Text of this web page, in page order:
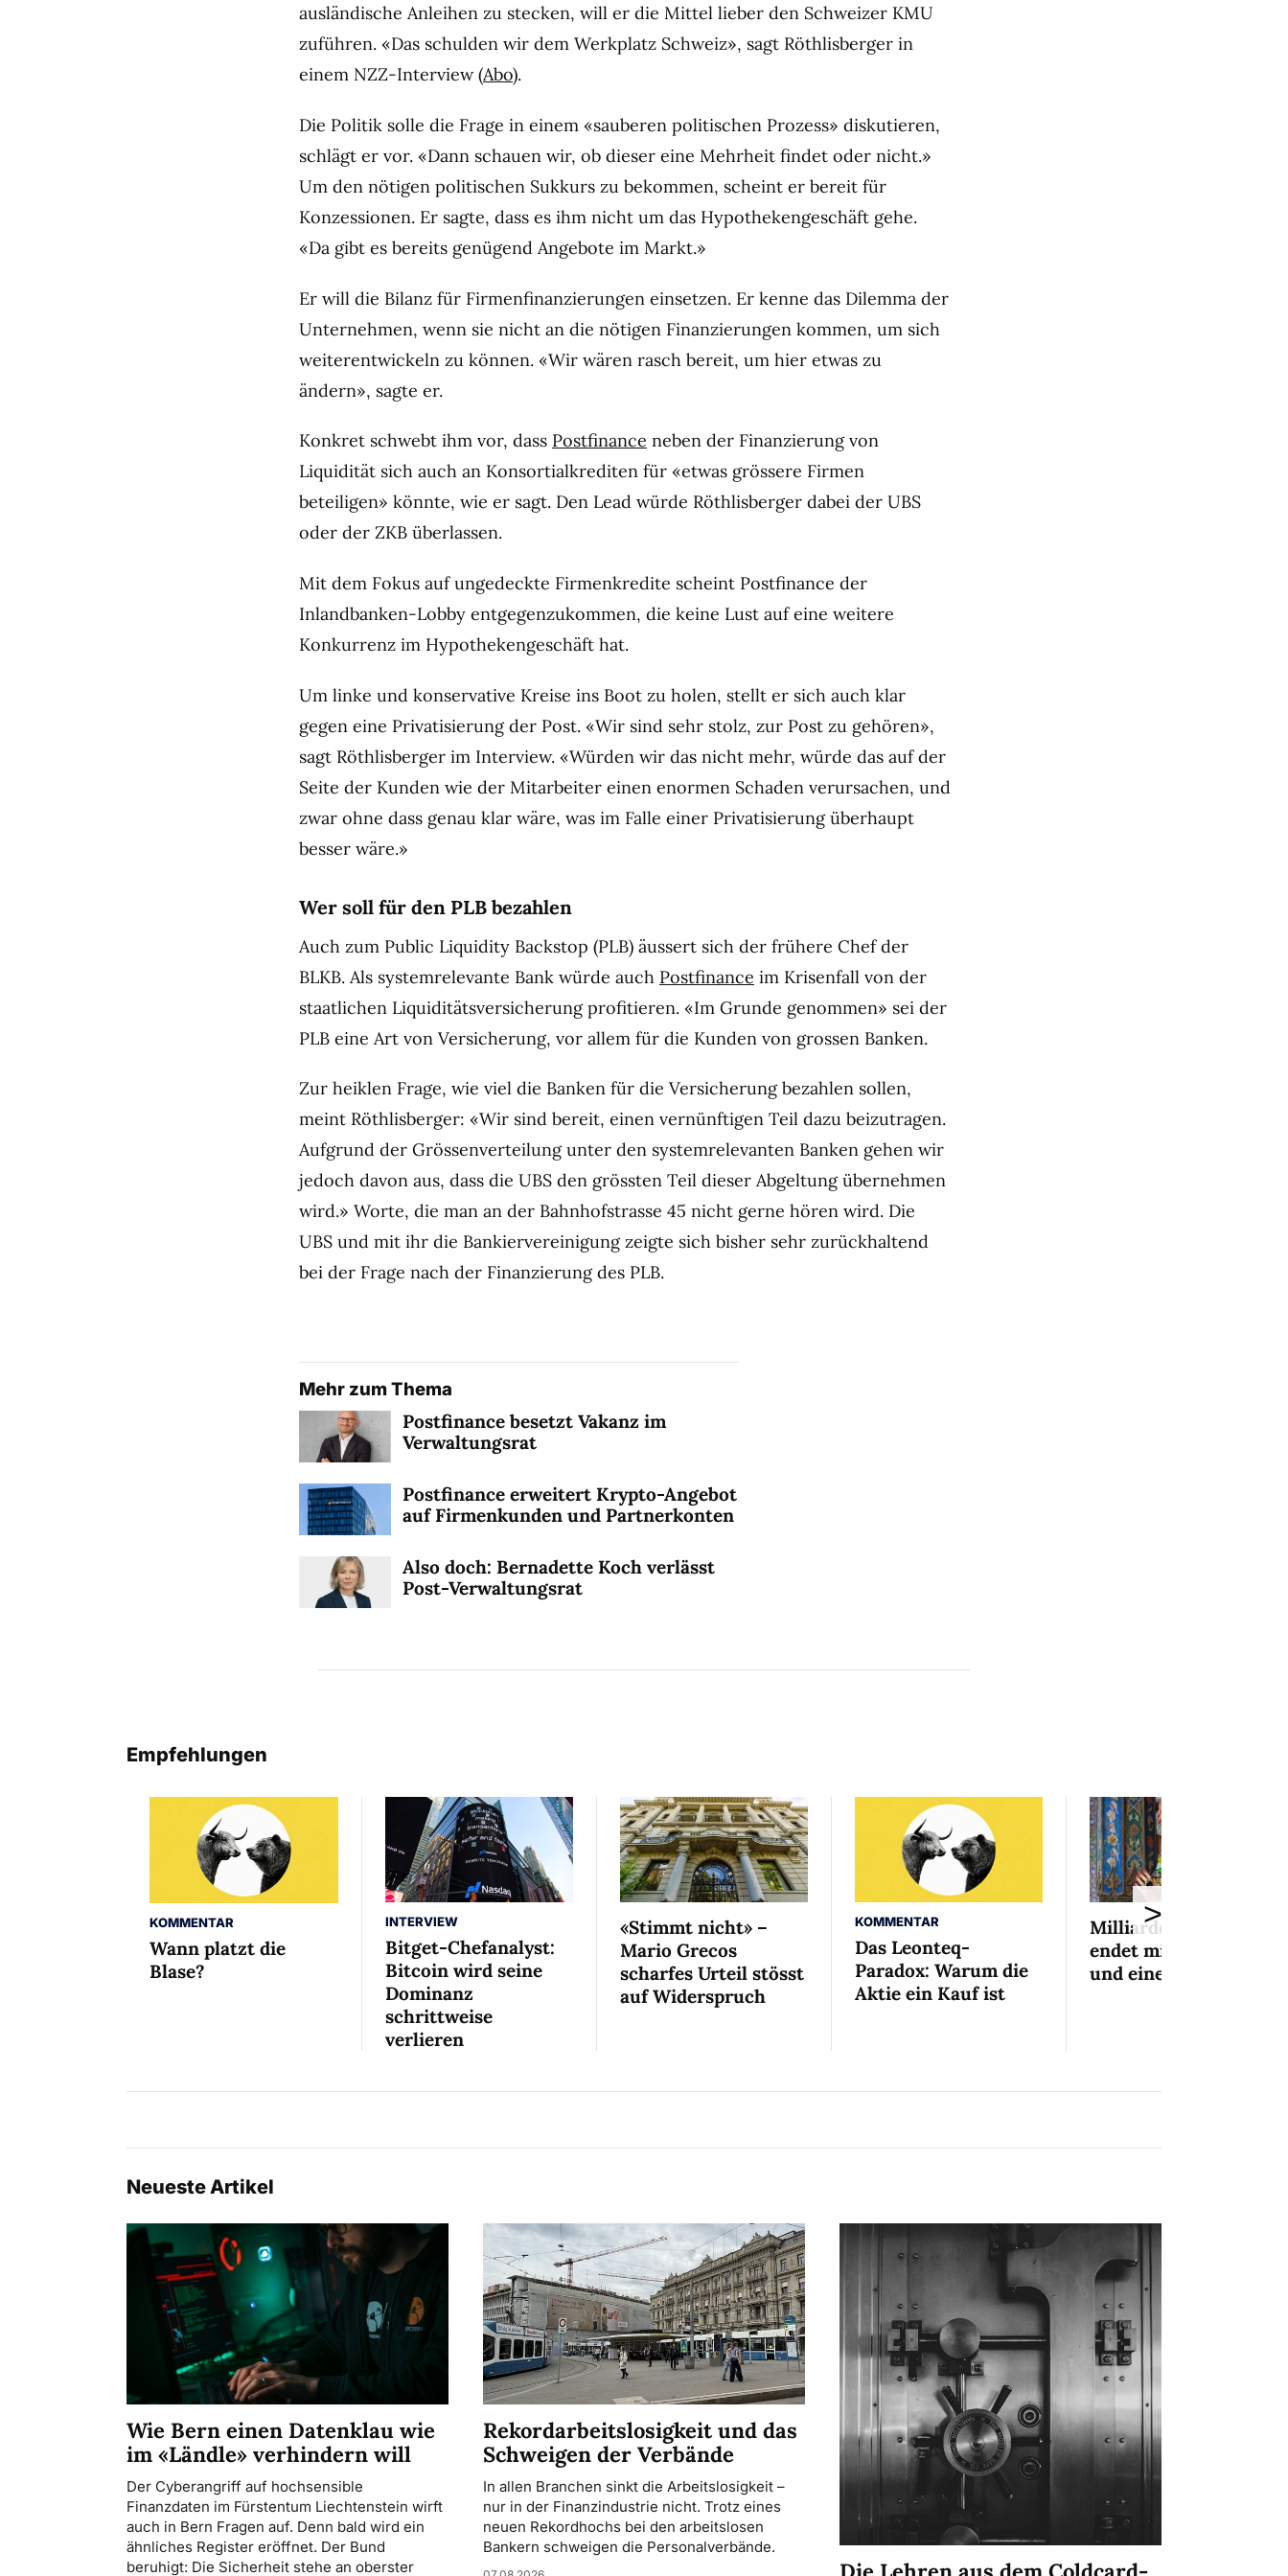
ausländische Anleihen zu stecken, will er die Mittel lieber den Schweizer KMU
zuführen. «Das schulden wir dem Werkplatz Schweiz», sagt Röthlisberger in
einem NZZ-Interview (Abo).
Die Politik solle die Frage in einem «sauberen politischen Prozess» diskutieren,
schlägt er vor. «Dann schauen wir, ob dieser eine Mehrheit findet oder nicht.»
Um den nötigen politischen Sukkurs zu bekommen, scheint er bereit für
Konzessionen. Er sagte, dass es ihm nicht um das Hypothekengeschäft gehe.
«Da gibt es bereits genügend Angebote im Markt.»
Er will die Bilanz für Firmenfinanzierungen einsetzen. Er kenne das Dilemma der
Unternehmen, wenn sie nicht an die nötigen Finanzierungen kommen, um sich
weiterentwickeln zu können. «Wir wären rasch bereit, um hier etwas zu
ändern», sagte er.
Konkret schwebt ihm vor, dass Postfinance neben der Finanzierung von
Liquidität sich auch an Konsortialkrediten für «etwas grössere Firmen
beteiligen» könnte, wie er sagt. Den Lead würde Röthlisberger dabei der UBS
oder der ZKB überlassen.
Mit dem Fokus auf ungedeckte Firmenkredite scheint Postfinance der
Inlandbanken-Lobby entgegenzukommen, die keine Lust auf eine weitere
Konkurrenz im Hypothekengeschäft hat.
Um linke und konservative Kreise ins Boot zu holen, stellt er sich auch klar
gegen eine Privatisierung der Post. «Wir sind sehr stolz, zur Post zu gehören»,
sagt Röthlisberger im Interview. «Würden wir das nicht mehr, würde das auf der
Seite der Kunden wie der Mitarbeiter einen enormen Schaden verursachen, und
zwar ohne dass genau klar wäre, was im Falle einer Privatisierung überhaupt
besser wäre.»
Wer soll für den PLB bezahlen
Auch zum Public Liquidity Backstop (PLB) äussert sich der frühere Chef der
BLKB. Als systemrelevante Bank würde auch Postfinance im Krisenfall von der
staatlichen Liquiditätsversicherung profitieren. «Im Grunde genommen» sei der
PLB eine Art von Versicherung, vor allem für die Kunden von grossen Banken.
Zur heiklen Frage, wie viel die Banken für die Versicherung bezahlen sollen,
meint Röthlisberger: «Wir sind bereit, einen vernünftigen Teil dazu beizutragen.
Aufgrund der Grössenverteilung unter den systemrelevanten Banken gehen wir
jedoch davon aus, dass die UBS den grössten Teil dieser Abgeltung übernehmen
wird.» Worte, die man an der Bahnhofstrasse 45 nicht gerne hören wird. Die
UBS und mit ihr die Bankiervereinigung zeigte sich bisher sehr zurückhaltend
bei der Frage nach der Finanzierung des PLB.
Mehr zum Thema
Postfinance besetzt Vakanz im
Verwaltungsrat
Postfinance erweitert Krypto-Angebot
auf Firmenkunden und Partnerkonten
Also doch: Bernadette Koch verlässt
Post-Verwaltungsrat
Empfehlungen
KOMMENTAR
Wann platzt die
Blase?
INTERVIEW
Bitget-Chefanalyst:
Bitcoin wird seine
Dominanz
schrittweise
verlieren
«Stimmt nicht» –
Mario Grecos
scharfes Urteil stösst
auf Widerspruch
KOMMENTAR
Das Leonteq-
Paradox: Warum die
Aktie ein Kauf ist
Milliardenaffäre
endet mit Mini-Busse
und einem Bedingten
>
Neueste Artikel
Wie Bern einen Datenklau wie
im «Ländle» verhindern will
Der Cyberangriff auf hochsensible
Finanzdaten im Fürstentum Liechtenstein wirft
auch in Bern Fragen auf. Denn bald wird ein
ähnliches Register eröffnet. Der Bund
beruhigt: Die Sicherheit stehe an oberster
Rekordarbeitslosigkeit und das
Schweigen der Verbände
In allen Branchen sinkt die Arbeitslosigkeit –
nur in der Finanzindustrie nicht. Trotz eines
neuen Rekordhochs bei den arbeitslosen
Bankern schweigen die Personalverbände.